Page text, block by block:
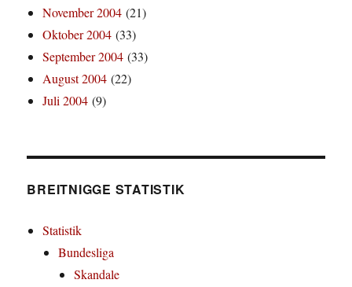
November 2004 (21)
Oktober 2004 (33)
September 2004 (33)
August 2004 (22)
Juli 2004 (9)
BREITNIGGE STATISTIK
Statistik
Bundesliga
Skandale